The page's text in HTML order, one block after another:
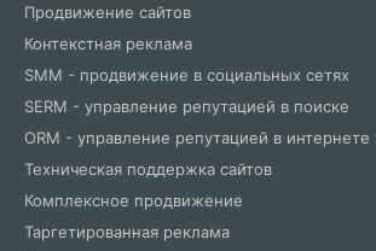
Продвижение сайтов
Контекстная реклама
SMM - продвижение в социальных сетях
SERM - управление репутацией в поиске
ORM - управление репутацией в интернете
Техническая поддержка сайтов
Комплексное продвижение
Таргетированная реклама